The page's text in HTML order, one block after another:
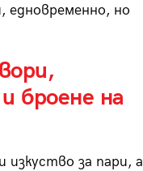
едновременно, но
броене на
изкуство за пари, а